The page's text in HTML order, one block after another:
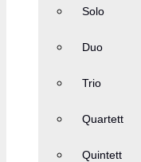
Solo
Duo
Trio
Quartett
Quintett